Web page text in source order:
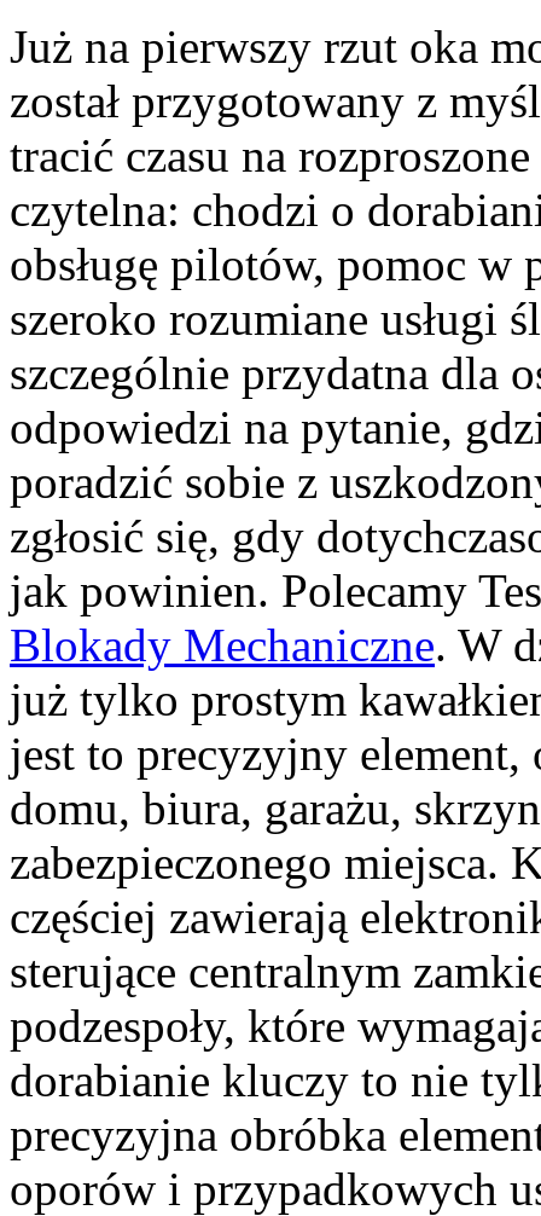
Już na pierwszy rzut oka
został przygotowany z
tracić czasu na
czytelna: chodzi o
obsługę pilotów, pomoc w
szeroko rozumiane usługi
szczególnie przydatna dla
odpowiedzi na pytanie,
poradzić sobie z
zgłosić się, gdy
jak powinien. Polecamy
Blokady Mechaniczne. W
już tylko prostym
jest to precyzyjny element,
domu, biura, garażu,
zabezpieczonego miejsca.
częściej zawierają
sterujące centralnym
podzespoły, które
dorabianie kluczy to nie
precyzyjna obróbka
oporów i przypadkowych